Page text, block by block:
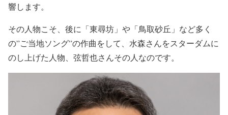
響します。
その人物こそ、後に 「東尋坊」や「鳥取砂丘」など多く
の”ご当地ソング”の作曲をして、水森さんをスターダムに
のし上げた人物、 弦哲也さんその人なのです。